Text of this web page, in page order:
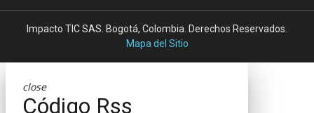
Impacto TIC SAS. Bogotá, Colombia. Derechos Reservados.
Mapa del Sitio
close
Código Rss